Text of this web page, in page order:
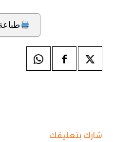
شارك بتعليقك